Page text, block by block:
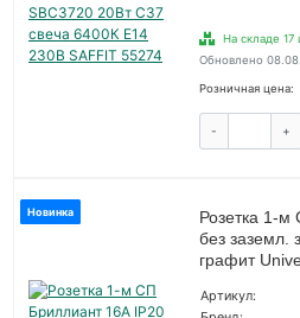
На складе 17
Обновлено
Розничная цена:
- +
Новинка
Розетка 1-
без заземл.
графит
Артикул: